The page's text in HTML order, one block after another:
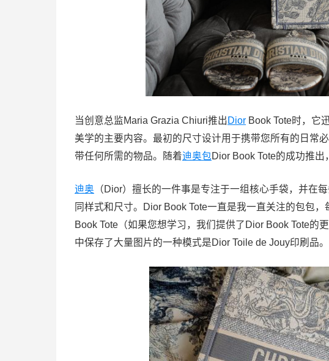
当创意总监Maria Grazia Chiuri推出 Dior Book Tote时，它
美学的主要内容。最初的尺寸设计用于携带您所有的日常
带任何所需的物品。随着迪奥包Dior Book Tote的成功推出
迪奥 （Dior）擅长的一件事是专注于一组核心手袋，并在
同样式和尺寸。Dior Book Tote一直是我一直关注的包包
Book Tote（如果您想学习，我们提供了Dior Book Tote的
中保存了大量图片的一种模式是Dior Toile de Jouy印刷品。